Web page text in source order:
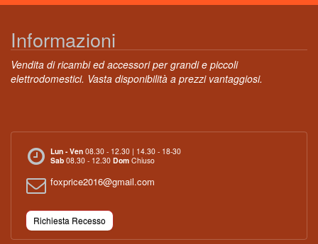
Informazioni
Vendita di ricambi ed accessori per grandi e piccoli
elettrodomestici. Vasta disponibilità a prezzi vantaggiosi.
Lun - Ven 08.30 - 12.30 | 14.30 - 18-30
Sab 08.30 - 12.30 Dom Chiuso
foxprice2016@gmail.com
Richiesta Recesso